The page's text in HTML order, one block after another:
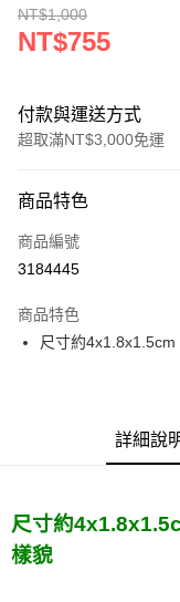
NT$1,000
NT$755
付款與運送方式
超取滿NT$3,000免運
信用卡一次付款
超商取貨付款
Apple Pay
運送方式
全家取貨付款
商品特色
商品編號
3184445
商品特色
尺寸約4x1.8x1.5cm
詳細說
尺寸約
樣貌